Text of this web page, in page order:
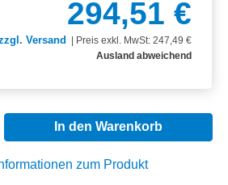
294,51 €
Versand
Preis exkl. MwSt: 247,49 €
Ausland abweichend
Gib den gewünschten
In den Warenkorb
zum Produkt